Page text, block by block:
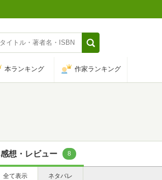
本ランキング 作家ランキング
感想・レビュー 8
全て表示 ネタバレ